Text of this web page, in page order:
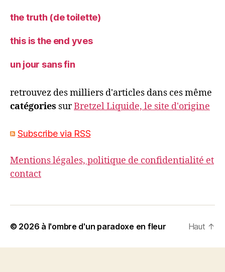
the truth (de toilette)
this is the end yves
un jour sans fin
retrouvez des milliers d'articles dans ces même
catégories surBretzel Liquide, le site d'origine
Subscribe via RSS
Mentions légales, politique de confidentialité et
contact
© 2026 à l'ombre d'un paradoxe en fleur Haut ↑